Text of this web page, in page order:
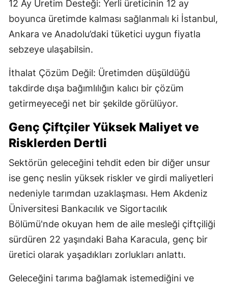
12 Ay Üretim Desteği: Yerli üreticinin 12 ay
boyunca üretimde kalması sağlanmalı ki İstanbul,
Ankara ve Anadolu’daki tüketici uygun fiyatla
sebzeye ulaşabilsin.
İthalat Çözüm Değil: Üretimden düşüldüğü
takdirde dışa bağımlılığın kalıcı bir çözüm
getirmeyeceği net bir şekilde görülüyor.
Genç Çiftçiler Yüksek Maliyet ve
Risklerden Dertli
Sektörün geleceğini tehdit eden bir diğer unsur
ise genç neslin yüksek riskler ve girdi maliyetleri
nedeniyle tarımdan uzaklaşması. Hem Akdeniz
Üniversitesi Bankacılık ve Sigortacılık
Bölümü'nde okuyan hem de aile mesleği çiftçiliği
sürdüren 22 yaşındaki Baha Karacula, genç bir
üretici olarak yaşadıkları zorlukları anlattı.
Geleceğini tarıma bağlamak istemediğini ve